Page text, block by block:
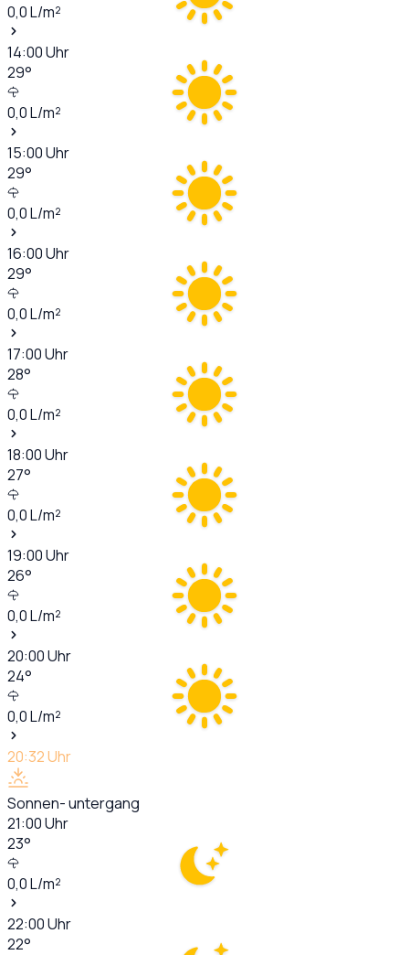
0,0L/m²
14:00Uhr
29°
0,0L/m²
15:00Uhr
29°
0,0L/m²
16:00Uhr
29°
0,0L/m²
17:00Uhr
28°
0,0L/m²
18:00Uhr
27°
0,0L/m²
19:00Uhr
26°
0,0L/m²
20:00Uhr
24°
0,0L/m²
20:32Uhr
Sonnen- untergang
21:00Uhr
23°
0,0L/m²
22:00Uhr
22°